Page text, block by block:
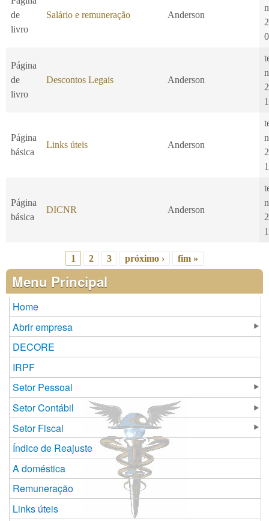
de
livro
Salário e remuneração Anderson
Página
de
livro
Descontos Legais Anderson
Página
básica
Links úteis Anderson
Página
básica
DICNR Anderson
Páginas
1 2 3 próximo › fim »
Menu Principal
Home
Abrir empresa
DECORE
IRPF
Setor Pessoal
Setor Contábil
Setor Fiscal
Índice de Reajuste
A doméstica
Remuneração
Links úteis